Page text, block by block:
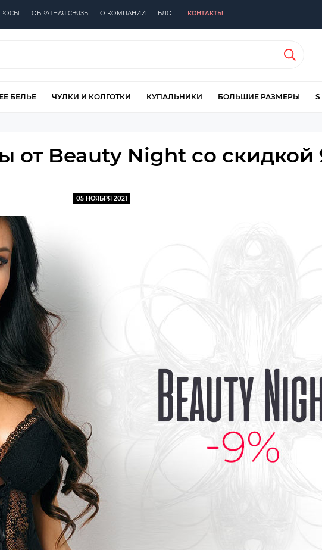
ОБРАТНАЯ СВЯЗЬ О КОМПАНИИ БЛОГ КОНТАКТЫ
БЕЛЬЕ ЧУЛКИ И КОЛГОТКИ КУПАЛЬНИКИ БОЛЬШИЕ РАЗМЕРЫ S
Beauty Night со скидкой
05 НОЯБРЯ 2021